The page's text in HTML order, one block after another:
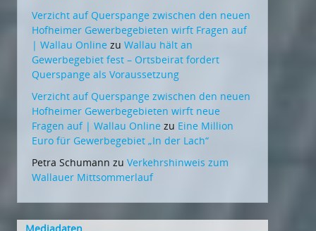
Verzicht auf Querspange zwischen den neuen
Hofheimer Gewerbegebieten wirft Fragen auf
| Wallau Online zu Wallau hält an
Gewerbegebiet fest – Ortsbeirat fordert
Querspange als Voraussetzung
Verzicht auf Querspange zwischen den neuen
Hofheimer Gewerbegebieten wirft neue
Fragen auf | Wallau Online zu Eine Million
Euro für Gewerbegebiet „In der Lach“
Petra Schumann zu Verkehrshinweis zum
Wallauer Mittsommerlauf